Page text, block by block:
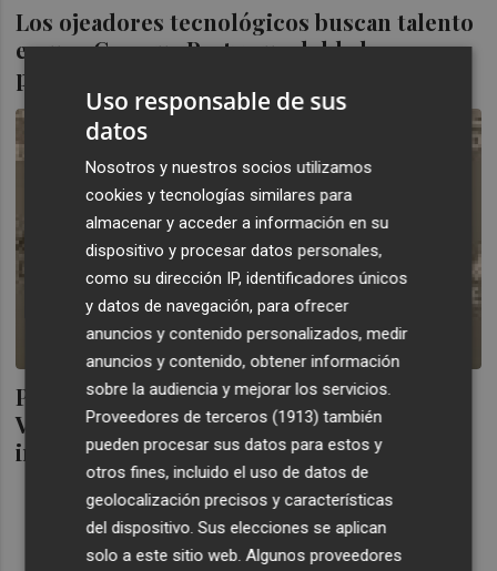
Los ojeadores tecnológicos buscan talento
en una Campus Party que dobla la
participación
P. Antón: "La Campus Party convierte a
Valencia durante siete días en el centro de
innovación de España
Uso responsable de sus
datos
Nosotros y nuestros socios utilizamos
cookies y tecnologías similares para
almacenar y acceder a información en su
dispositivo y procesar datos personales,
como su dirección IP, identificadores únicos
y datos de navegación, para ofrecer
anuncios y contenido personalizados, medir
anuncios y contenido, obtener información
sobre la audiencia y mejorar los servicios.
Proveedores de terceros (1913) también
pueden procesar sus datos para estos y
otros fines, incluido el uso de datos de
geolocalización precisos y características
del dispositivo. Sus elecciones se aplican
solo a este sitio web. Algunos proveedores